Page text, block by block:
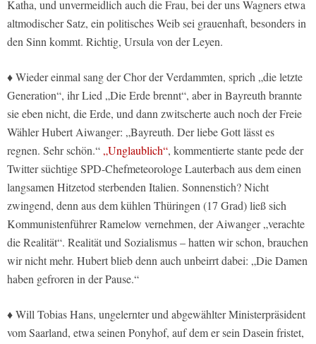
Katha, und unvermeidlich auch die Frau, bei der uns Wagners etwa
altmodischer Satz, ein politisches Weib sei grauenhaft, besonders in
den Sinn kommt. Richtig, Ursula von der Leyen.
♦ Wieder einmal sang der Chor der Verdammten, sprich „die letzte
Generation“, ihr Lied „Die Erde brennt“, aber in Bayreuth brannte
sie eben nicht, die Erde, und dann zwitscherte auch noch der Freie
Wähler Hubert Aiwanger: „Bayreuth. Der liebe Gott lässt es
regnen. Sehr schön.“„Unglaublich“, kommentierte stante pede der
Twitter süchtige SPD-Chefmeteorologe Lauterbach aus dem einen
langsamen Hitzetod sterbenden Italien. Sonnenstich? Nicht
zwingend, denn aus dem kühlen Thüringen (17 Grad) ließ sich
Kommunistenführer Ramelow vernehmen, der Aiwanger „verachte
die Realität“. Realität und Sozialismus – hatten wir schon, brauchen
wir nicht mehr. Hubert blieb denn auch unbeirrt dabei: „Die Damen
haben gefroren in der Pause.“
♦ Will Tobias Hans, ungelernter und abgewählter Ministerpräsident
vom Saarland, etwa seinen Ponyhof, auf dem er sein Dasein fristet,